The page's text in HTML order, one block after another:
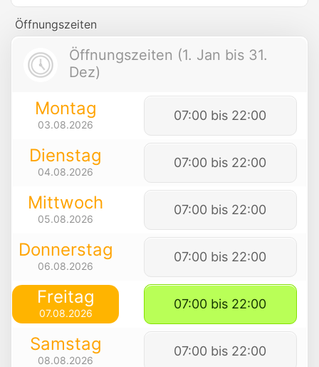
Öffnungszeiten
Öffnungszeiten (1. Jan bis 31.
Dez)
Montag
03.08.2026
07:00 bis 22:00
Dienstag
04.08.2026
07:00 bis 22:00
Mittwoch
05.08.2026
07:00 bis 22:00
Donnerstag
06.08.2026
07:00 bis 22:00
Freitag
07.08.2026
07:00 bis 22:00
Samstag
08.08.2026
07:00 bis 22:00